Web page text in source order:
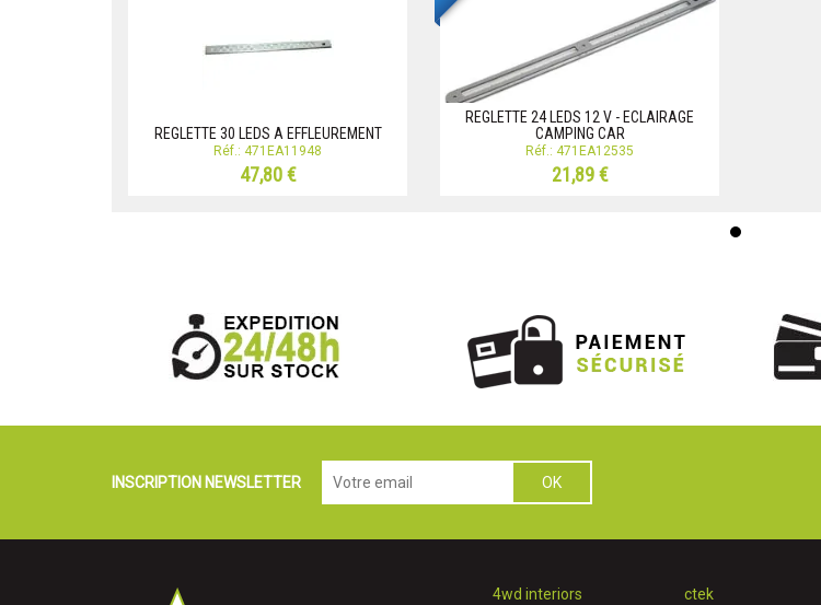
REGLETTE 30 LEDS A EFFLEUREMENT
Réf.: 471EA11948
47,80 €
REGLETTE 24 LEDS 12 V - ECLAIRAGE
CAMPING CAR
Réf.: 471EA12535
21,89 €
INSCRIPTION NEWSLETTER
4wd interiors
ctek